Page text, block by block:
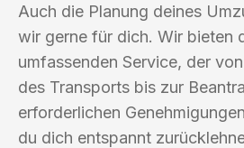
Auch die Planung deines
wir gerne für dich. Wir bieten
umfassenden Service, der
des Transports bis zur
erforderlichen
du dich entspannt